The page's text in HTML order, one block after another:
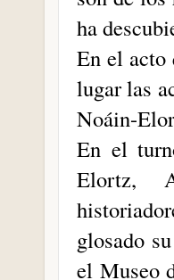
ha
En el acto
lugar las
Noáin-
En el
Elortz,
glosado
el Museo